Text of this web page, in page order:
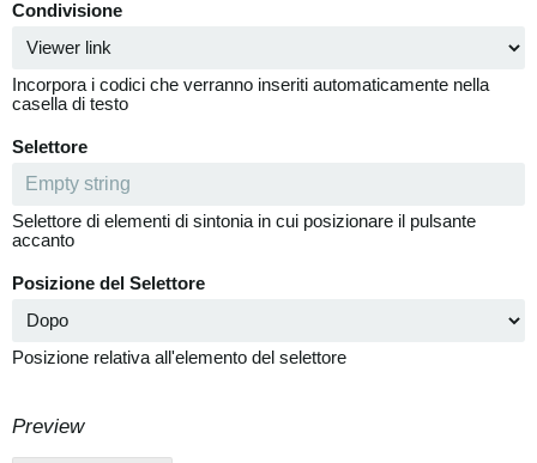
Condivisione
Incorpora i codici che verranno inseriti automaticamente nella
casella di testo
Selettore
Selettore di elementi di sintonia in cui posizionare il pulsante
accanto
Posizione del Selettore
Posizione relativa all'elemento del selettore
Preview